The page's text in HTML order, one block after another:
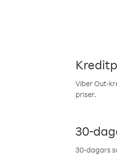
Viber Out-
priser.
30-
30-dagars